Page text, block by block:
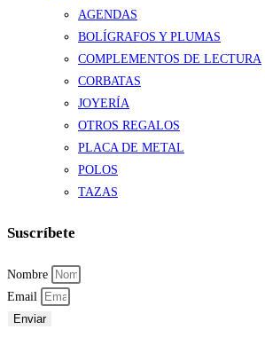
AGENDAS
BOLÍGRAFOS Y PLUMAS
COMPLEMENTOS DE LECTURA
CORBATAS
JOYERÍA
OTROS REGALOS
PLACA DE METAL
POLOS
TAZAS
Suscríbete
Nombre
Email
Enviar